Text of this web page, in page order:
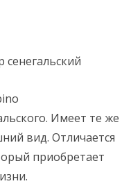
Имеет те же
вид. Отличается
приобретает